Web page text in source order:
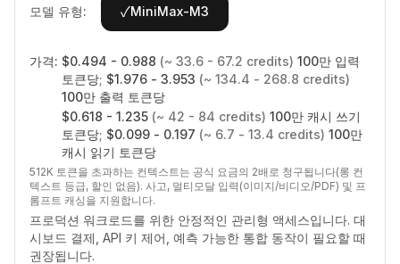
모델 유형: ✓MiniMax-M3
가격: $0.494 - 0.988 (~ 33.6 - 67.2 credits) 100만 입력
토큰당; $1.976 - 3.953 (~ 134.4 - 268.8 credits)
100만 출력 토큰당
$0.618 - 1.235 (~ 42 - 84 credits) 100만 캐시 쓰기
토큰당; $0.099 - 0.197 (~ 6.7 - 13.4 credits) 100만
캐시 읽기 토큰당
512K 토큰을 초과하는 컨텍스트는 공식 요금의 2배로 청구됩니다(롱 컨
텍스트 등급, 할인 없음). 사고, 멀티모달 입력(이미지/비디오/PDF) 및 프
롬프트 캐싱을 지원합니다.
프로덕션 워크로드를 위한 안정적인 관리형 액세스입니다. 대
시보드 결제, API 키 제어, 예측 가능한 통합 동작이 필요할 때
권장됩니다.